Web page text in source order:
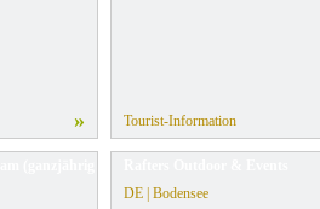
» Tourist-Information
DE | Bodensee